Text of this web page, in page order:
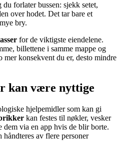
du forlater bussen: sjekk setet,
over hodet. Det tar bare et
bry.
for de viktigste eiendelene.
billettene i samme mappe og
mer konsekvent du er, desto mindre
kan være nyttige
hjelpemidler som kan gi
kan festes til nøkler, vesker
via en app hvis de blir borte.
av flere personer